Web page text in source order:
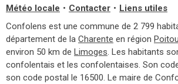
Météo locale • Contacter • Liens utiles
Confolens est une commune de 2 799
département de la Charente en région
environ 50 km de Limoges. Les habitants
confolentais et les confolentaises. Son
son code postal le 16500. Le maire de